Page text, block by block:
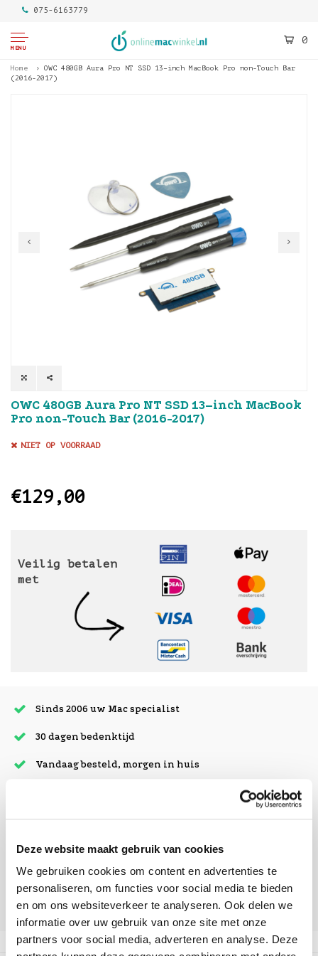
Deze website maakt gebruik van cookies
We gebruiken cookies om content en advertenties te
personaliseren, om functies voor social media te bieden
en om ons websiteverkeer te analyseren. Ook delen we
informatie over uw gebruik van onze site met onze
partners voor social media, adverteren en analyse. Deze
075-6163779
MENU
0
Home
OWC 480GB Aura Pro NT SSD 13–inch MacBook Pro non-Touch Bar
(2016-2017)
OWC 480GB Aura Pro NT SSD 13–inch MacBook
Pro non-Touch Bar (2016-2017)
NIET OP VOORRAAD
€129,00
Veilig betalen
met
Sinds 2006 uw Mac specialist
30 dagen bedenktijd
Vandaag besteld, morgen in huis